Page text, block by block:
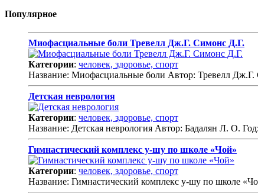
Популярное
Миофасциальные боли Тревелл Дж.Г. Симонс Д.Г.
Категории: человек, здоровье, спорт
Название: Миофасциальные боли Автор: Тревелл
Детская неврология
Категории: человек, здоровье, спорт
Название: Детская неврология Автор: Бадалян Л. О.
Гимнастический комплекс у-шу по школе «Чой»
Категории: человек, здоровье, спорт
Название: Гимнастический комплекс у-шу по